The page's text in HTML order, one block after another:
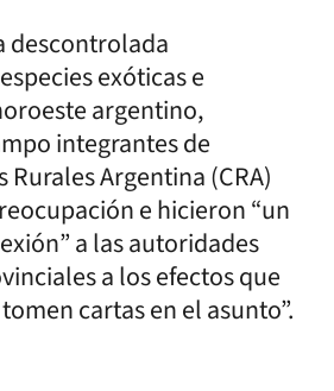
descontrolada
exóticas e
argentino,
integrantes de
Argentina (CRA)
e hicieron “un
a las autoridades
a los efectos que
cartas en el asunto”.